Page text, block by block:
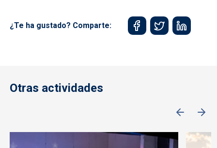
¿Te ha gustado? Comparte:
Otras actividades